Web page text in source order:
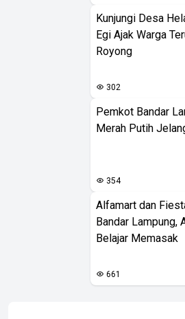
Kunjungi Desa
Egi Ajak Warga
Royong
302
Pemkot Bandar
Merah Putih
354
Alfamart dan
Bandar Lampung,
Belajar Memasak
661